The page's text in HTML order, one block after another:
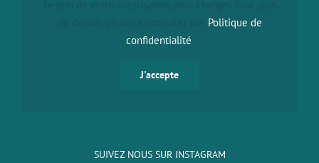
Politique de
confidentialité
J'accepte
SUIVEZ NOUS SUR INSTAGRAM